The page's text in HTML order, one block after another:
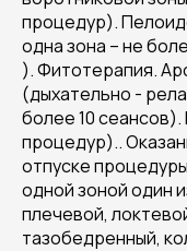
процедур).
одна зона – не
). Фитотерапия.
(дыхательно -
более 10
процедур)..
отпуске
одной зоной один
плечевой,
тазобедренный,